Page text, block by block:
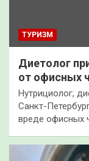
ТУРИЗМ
Диетолог
от офисных
Нутрициолог,
Санкт-
вреде офисных